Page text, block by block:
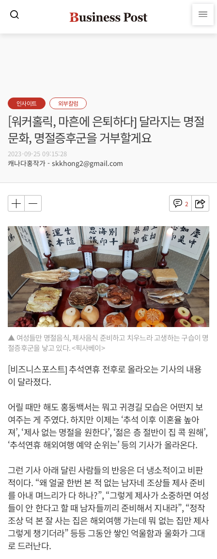
인사이트 외부칼럼
[워커홀릭, 마흔에 은퇴하다] 달라지는 명절
문화, 명절증후군을 거부할게요
2023-09-25 09:15:28
캐나다홍작가 - skkhong2@gmail.com
2
▲ 여성들만 명절음식, 제사음식 준비하고 치우느라 고생하는 구습이 명
절증후군을 낳고 있다. <픽사베이>
[비즈니스포스트] 추석연휴 전후로 올라오는 기사의 내용
이 달라졌다.
어릴 때만 해도 홍동백서는 뭐고 귀경길 모습은 어떤지 보
여주는 게 주였다. 하지만 이제는 ‘추석 이후 이혼율 높아
져’, ‘제사 없는 명절을 원한다’, ‘젊은 층 절반이 집 콕 원해’,
‘추석연휴 해외여행 예약 순위는’ 등의 기사가 올라온다.
그런 기사 아래 달린 사람들의 반응은 더 냉소적이고 비판
적이다. “왜 얼굴 한번 본 적 없는 남자네 조상들 제사 준비
를 아내 며느리가 다 하나?”, “그렇게 제사가 소중하면 여성
들이 안 한다고 할 때 남자들끼리 준비해서 지내라”, “정작
조상 덕 본 잘 사는 집은 해외여행 가는데 뭐 없는 집만 제사
그렇게 챙기더라” 등등 그동안 쌓인 억울함과 울화가 그대
로 드러난다.